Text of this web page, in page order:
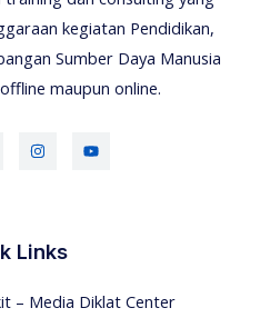
kegiatan Pendidikan,
Sumber Daya Manusia
maupun online.
Links
– Media Diklat Center